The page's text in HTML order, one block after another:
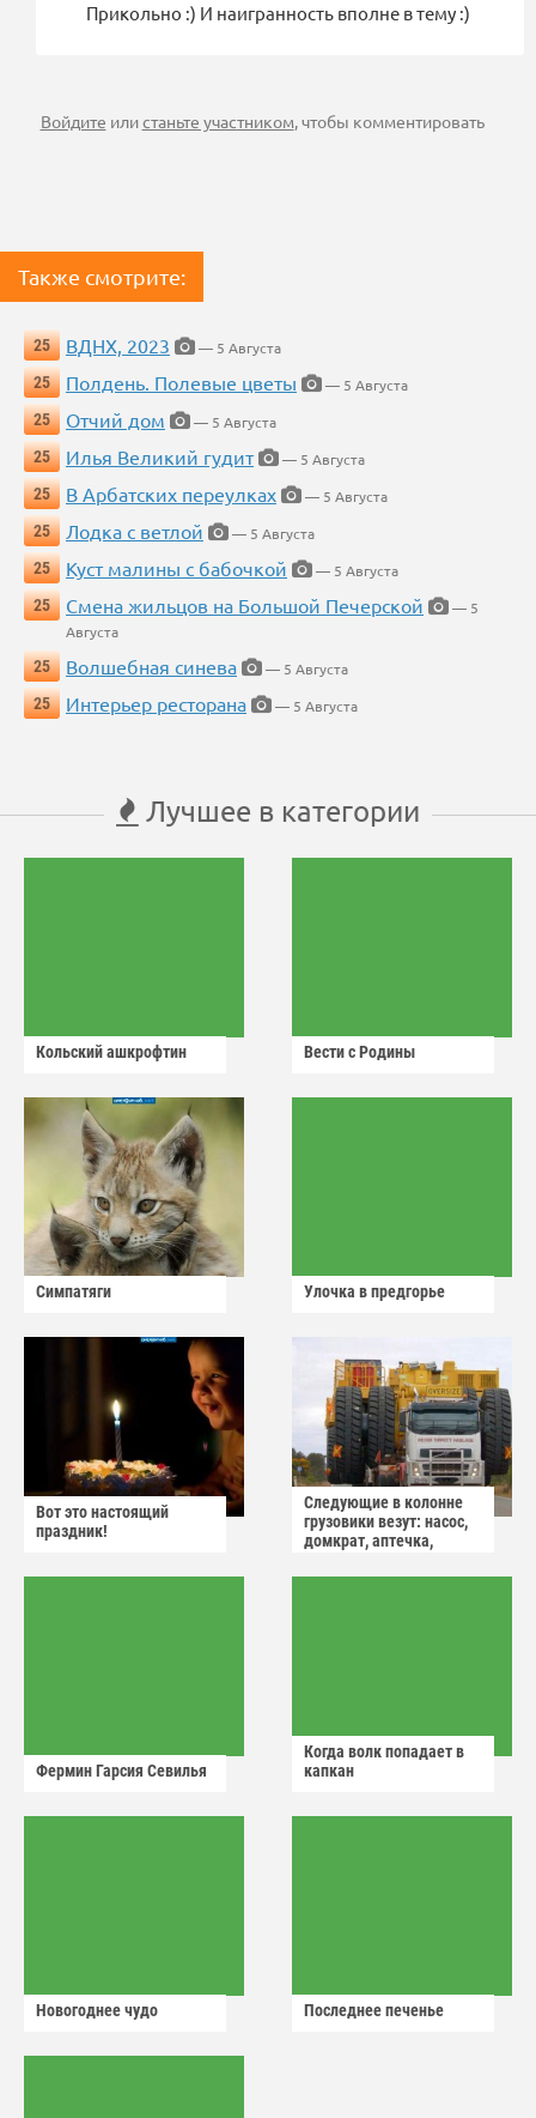
Прикольно :) И наигранность вполне в тему :)
Войдите илистаньте участником, чтобы комментировать
Также смотрите:
25 ВДНХ, 2023
— 5 Августа
25
Полдень. Полевые цветы
— 5 Августа
25
Отчий дом
— 5 Августа
25
Илья Великий гудит
— 5 Августа
25
В Арбатских переулках
— 5 Августа
25
Лодка с ветлой
— 5 Августа
25
Куст малины с бабочкой
— 5 Августа
25
Смена жильцов на Большой Печерской
— 5
Августа
25
Волшебная синева
— 5 Августа
25
Интерьер ресторана — 5 Августа
Лучшее в категории
Кольский ашкрофтин Вести с Родины
Симпатяги Улочка в предгорье
Вот это настоящий
праздник!
Следующие в колонне
грузовики везут: насос,
домкрат, аптечка,
Фермин Гарсия Севилья
Когда волк попадает в
капкан
Новогоднее чудо Последнее печенье